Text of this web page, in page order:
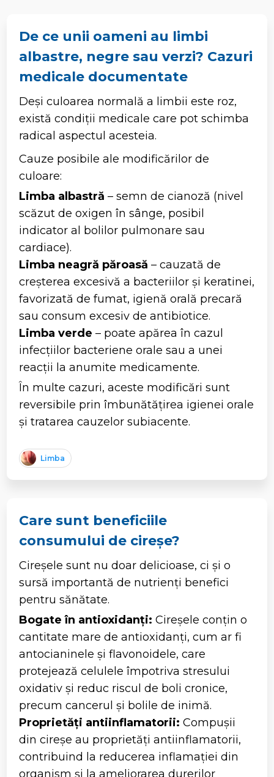
De ce unii oameni au limbi
albastre, negre sau verzi? Cazuri
medicale documentate
Deși culoarea normală a limbii este roz,
există condiții medicale care pot schimba
radical aspectul acesteia.
Cauze posibile ale modificărilor de
culoare:
Limba albastră – semn de cianoză (nivel
scăzut de oxigen în sânge, posibil
indicator al bolilor pulmonare sau
cardiace).
Limba neagră păroasă – cauzată de
creșterea excesivă a bacteriilor și keratinei,
favorizată de fumat, igienă orală precară
sau consum excesiv de antibiotice.
Limba verde – poate apărea în cazul
infecțiilor bacteriene orale sau a unei
reacții la anumite medicamente.
În multe cazuri, aceste modificări sunt
reversibile prin îmbunătățirea igienei orale
și tratarea cauzelor subiacente.
Limba
Care sunt beneficiile
consumului de cireșe?
Cireșele sunt nu doar delicioase, ci și o
sursă importantă de nutrienți benefici
pentru sănătate.
Bogate în antioxidanți: Cireșele conțin o
cantitate mare de antioxidanți, cum ar fi
antocianinele și flavonoidele, care
protejează celulele împotriva stresului
oxidativ și reduc riscul de boli cronice,
precum cancerul și bolile de inimă.
Proprietăți antiinflamatorii: Compușii
din cireșe au proprietăți antiinflamatorii,
contribuind la reducerea inflamației din
organism și la ameliorarea durerilor